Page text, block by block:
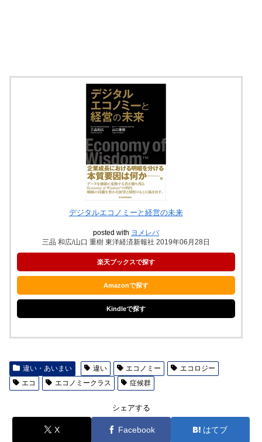
デジタルエコノミーと経営の未来
posted with ヨメレバ
三品 和広/山口 重樹 東洋経済新報社 2019年06月28日
楽天ブックスで探す
Amazonで探す
Kindleで探す
違い・あいまい 違い エコノミー
エコロジー
エコ
エコノミークラス 症候群
シェアする
X Facebook はてブ